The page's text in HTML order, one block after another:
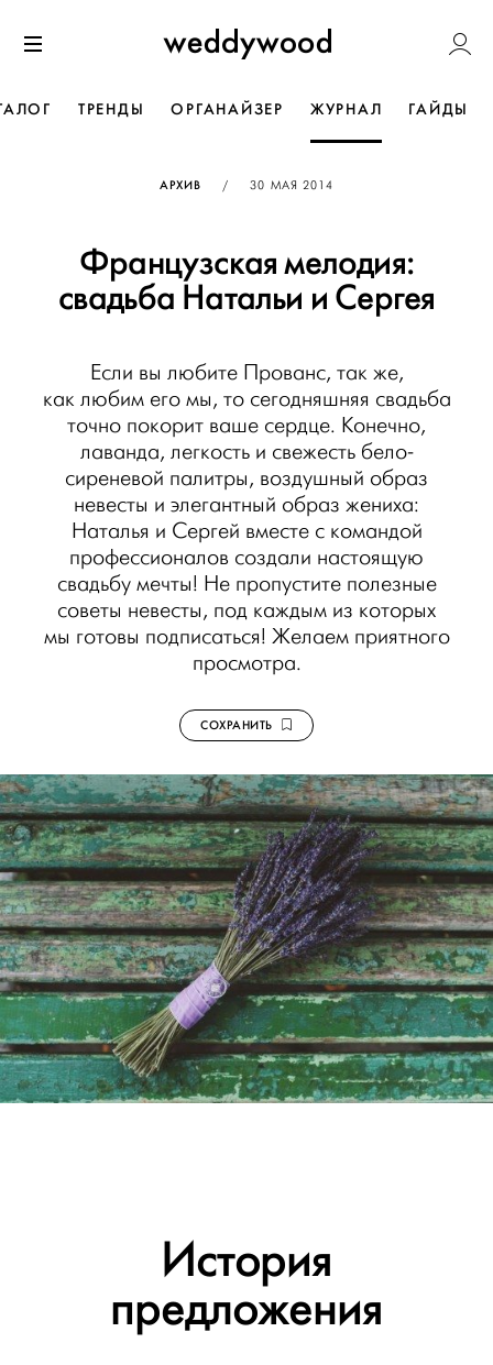
к содержанию
Weddywood
ТРЕНДЫ ОРГАНАЙЗЕР ЖУРНАЛ ГАЙДЫ
АРХИВ / ОПУБЛИКОВАНО
30 МАЯ 2014
Французская мелодия:
свадьба Натальи и Сергея
Если вы любите Прованс, так же,
как любим его мы, то сегодняшняя свадьба
точно покорит ваше сердце. Конечно,
лаванда, легкость и свежесть бело-
сиреневой палитры, воздушный образ
невесты и элегантный образ жениха:
Наталья и Сергей вместе с командой
профессионалов создали настоящую
свадьбу мечты! Не пропустите полезные
советы невесты, под каждым из которых
мы готовы подписаться! Желаем приятного
просмотра.
СОХРАНИТЬ
История
предложения